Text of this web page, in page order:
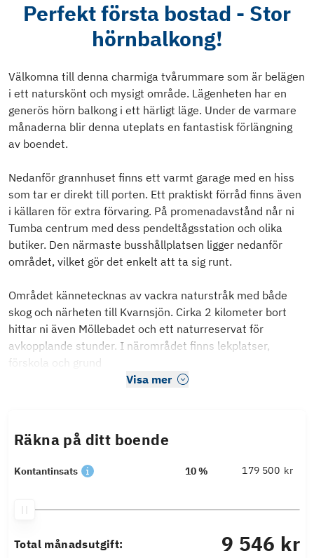
Perfekt första bostad - Stor
hörnbalkong!
Välkomna till denna charmiga tvårummare som är belägen
i ett naturskönt och mysigt område. Lägenheten har en
generös hörn balkong i ett härligt läge. Under de varmare
månaderna blir denna uteplats en fantastisk förlängning
av boendet.
Nedanför grannhuset finns ett varmt garage med en hiss
som tar er direkt till porten. Ett praktiskt förråd finns även
i källaren för extra förvaring. På promenadavstånd når ni
Tumba centrum med dess pendeltågsstation och olika
butiker. Den närmaste busshållplatsen ligger nedanför
området, vilket gör det enkelt att ta sig runt.
Området kännetecknas av vackra naturstråk med både
skog och närheten till Kvarnsjön. Cirka 2 kilometer bort
hittar ni även Möllebadet och ett naturreservat för
avkopplande stunder. I närområdet finns lekplatser,
förskola och grund
Visa mer
Räkna på ditt boende
Kontantinsats 10 % kr
Total månadsutgift: 9 546 kr